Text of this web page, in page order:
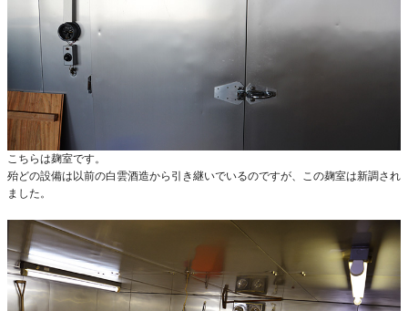
こちらは麹室です。
殆どの設備は以前の白雲酒造から引き継いでいるのですが、この麹室は新調され
ました。